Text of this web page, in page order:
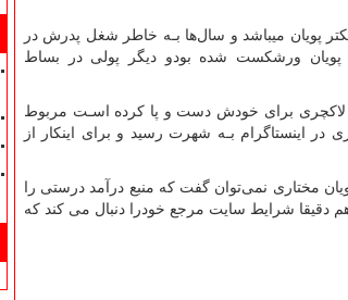
پویان میباشد و سال‌ها بـه خاطر شغل پدرش در
پویان ورشکست شده بودو دیگر پولی در بساط
لاکچری برای خودش دست و پا کرده اسـت مربوط
در اینستاگرام بـه شهرت رسید و برای اینکار از
مختاری نمی‌توان گفت که منبع درآمد درستی را
دقیقا شرایط سایت مرجع خودرا دنبال می کند که